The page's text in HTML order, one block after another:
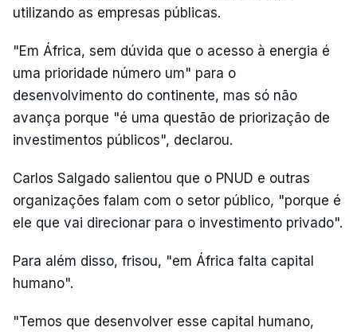
utilizando as empresas públicas.
"Em África, sem dúvida que o acesso à energia é
uma prioridade número um" para o
desenvolvimento do continente, mas só não
avança porque "é uma questão de priorização de
investimentos públicos", declarou.
Carlos Salgado salientou que o PNUD e outras
organizações falam com o setor público, "porque é
ele que vai direcionar para o investimento privado".
Para além disso, frisou, "em África falta capital
humano".
"Temos que desenvolver esse capital humano,